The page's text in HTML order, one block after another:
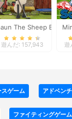
The Sheep
遊んだ: 157,943 遊
スゲーム アドベン
ファイティングゲーム